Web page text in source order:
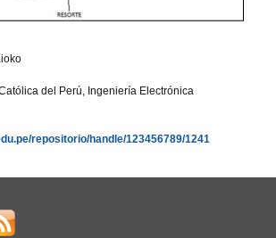
del Perú, Ingeniería Electrónica
repositorio/handle/123456789/1241